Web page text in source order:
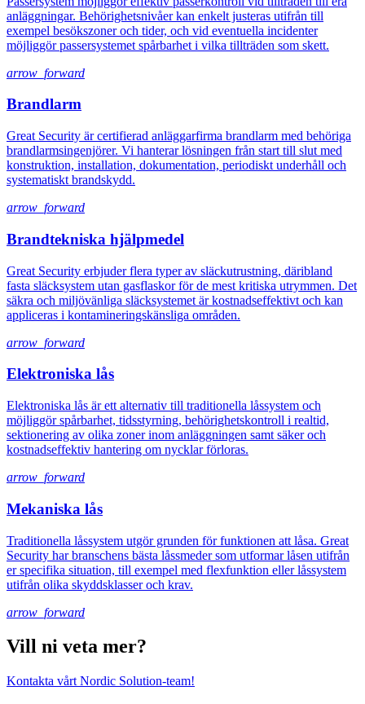
anläggningar. Behörighetsnivåer kan enkelt justeras utifrån till
exempel besökszoner och tider, och vid eventuella incidenter
möjliggör passersystemet spårbarhet i vilka tillträden som skett.
arrow_forward
Brandlarm
Great Security är certifierad anläggarfirma brandlarm med behöriga
brandlarmsingenjörer. Vi hanterar lösningen från start till slut med
konstruktion, installation, dokumentation, periodiskt underhåll och
systematiskt brandskydd.
arrow_forward
Brandtekniska hjälpmedel
Great Security erbjuder flera typer av släckutrustning, däribland
fasta släcksystem utan gasflaskor för de mest kritiska utrymmen. Det
säkra och miljövänliga släcksystemet är kostnadseffektivt och kan
appliceras i kontamineringskänsliga områden.
arrow_forward
Elektroniska lås
Elektroniska lås är ett alternativ till traditionella låssystem och
möjliggör spårbarhet, tidsstyrning, behörighetskontroll i realtid,
sektionering av olika zoner inom anläggningen samt säker och
kostnadseffektiv hantering om nycklar förloras.
arrow_forward
Mekaniska lås
Traditionella låssystem utgör grunden för funktionen att låsa. Great
Security har branschens bästa låssmeder som utformar låsen utifrån
er specifika situation, till exempel med flexfunktion eller låssystem
utifrån olika skyddsklasser och krav.
arrow_forward
Vill ni veta mer?
Kontakta vårt Nordic Solution-team!